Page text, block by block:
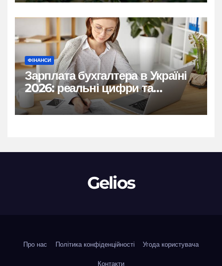
ФІНАНСИ
Зарплата бухгалтера в Україні
2026: реальні цифри та
нюанси
Gelios
Про нас Політика конфіденційності Угода користувача
Контакти